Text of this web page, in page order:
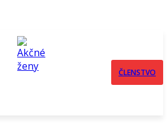
ČLENSTVO